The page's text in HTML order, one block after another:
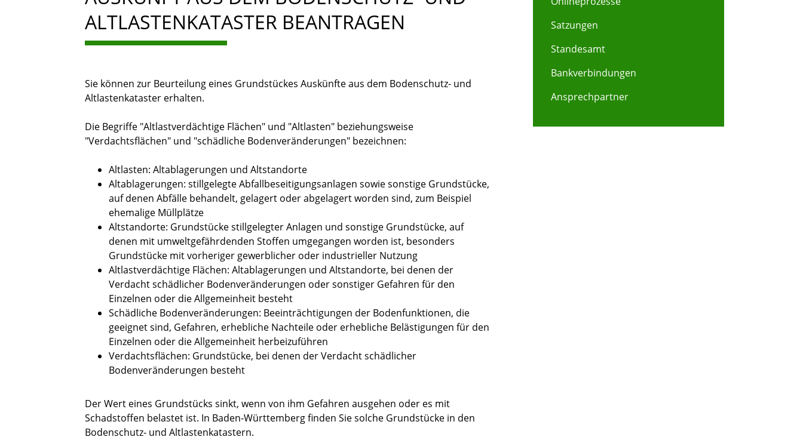
ALTLASTENKATASTER BEANTRAGEN
Sie können zur Beurteilung eines Grundstückes Auskünfte aus dem Bodenschutz- und
Altlastenkataster erhalten.
Die Begriffe "Altlastverdächtige Flächen" und "Altlasten" beziehungsweise
"Verdachtsflächen" und "schädliche Bodenveränderungen" bezeichnen:
Altlasten: Altablagerungen und Altstandorte
Altablagerungen: stillgelegte Abfallbeseitigungsanlagen sowie sonstige Grundstücke,
auf denen Abfälle behandelt, gelagert oder abgelagert worden sind, zum Beispiel
ehemalige Müllplätze
Altstandorte: Grundstücke stillgelegter Anlagen und sonstige Grundstücke, auf
denen mit umweltgefährdenden Stoffen umgegangen worden ist, besonders
Grundstücke mit vorheriger gewerblicher oder industrieller Nutzung
Altlastverdächtige Flächen: Altablagerungen und Altstandorte, bei denen der
Verdacht schädlicher Bodenveränderungen oder sonstiger Gefahren für den
Einzelnen oder die Allgemeinheit besteht
Schädliche Bodenveränderungen: Beeinträchtigungen der Bodenfunktionen, die
geeignet sind, Gefahren, erhebliche Nachteile oder erhebliche Belästigungen für den
Einzelnen oder die Allgemeinheit herbeizuführen
Verdachtsflächen: Grundstücke, bei denen der Verdacht schädlicher
Bodenveränderungen besteht
Der Wert eines Grundstücks sinkt, wenn von ihm Gefahren ausgehen oder es mit
Schadstoffen belastet ist. In Baden-Württemberg finden Sie solche Grundstücke in den
Bodenschutz- und Altlastenkatastern.
Satzungen
Standesamt
Bankverbindungen
Ansprechpartner